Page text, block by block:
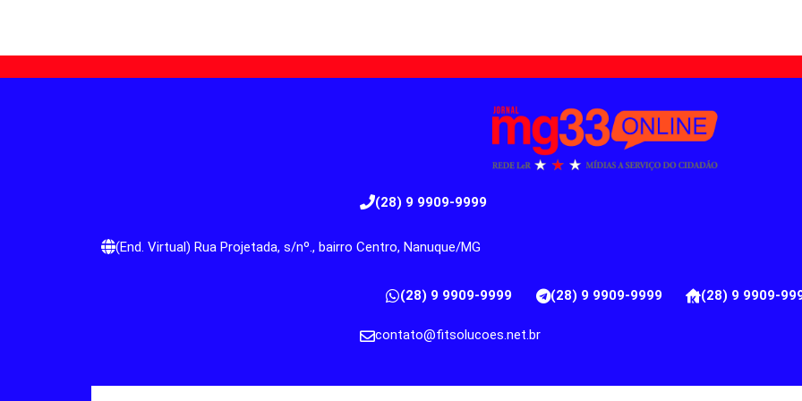
(28) 9 9909-9999
(End. Virtual) Rua Projetada, s/nº., bairro Centro, Nanuque/MG
(28) 9 9909-9999 (28) 9 9909-9999 (28) 9 9909-
contato@fitsolucoes.net.br